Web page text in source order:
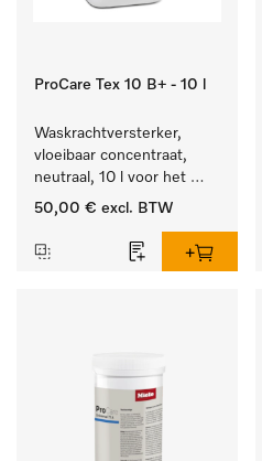
ProCare Tex 10 B+ - 10 l
Waskrachtversterker,
vloeibaar concentraat,
neutraal, 10 l voor het
effectief verwijderen van
50,00 € excl. BTW